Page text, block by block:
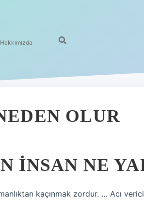
Hakkımızda
OLUR
INSAN NE
kaçınmak zordur. … Acı